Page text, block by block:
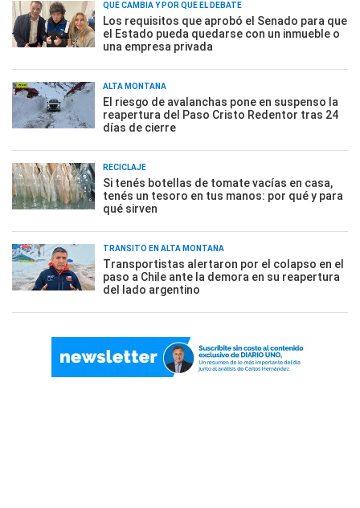
QUÉ CAMBIA Y POR QUÉ EL DEBATE
Los requisitos que aprobó el Senado para que
el Estado pueda quedarse con un inmueble o
una empresa privada
ALTA MONTAÑA
El riesgo de avalanchas pone en suspenso la
reapertura del Paso Cristo Redentor tras 24
días de cierre
RECICLAJE
Si tenés botellas de tomate vacías en casa,
tenés un tesoro en tus manos: por qué y para
qué sirven
TRÁNSITO EN ALTA MONTAÑA
Transportistas alertaron por el colapso en el
paso a Chile ante la demora en su reapertura
del lado argentino